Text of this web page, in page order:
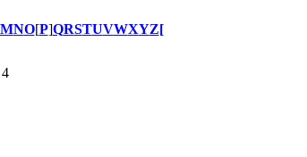
MNO[P]QRSTUVWXYZ[